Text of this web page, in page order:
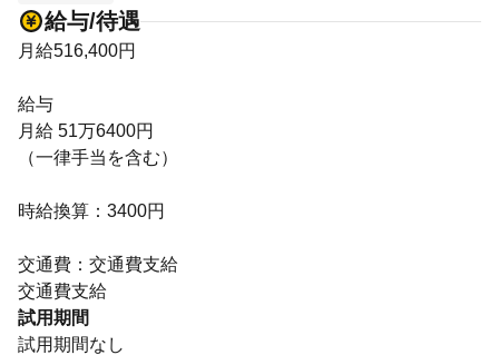
給与/待遇
月給516,400円
給与
月給 51万6400円
（一律手当を含む）
時給換算：3400円
交通費：交通費支給
交通費支給
試用期間
試用期間なし